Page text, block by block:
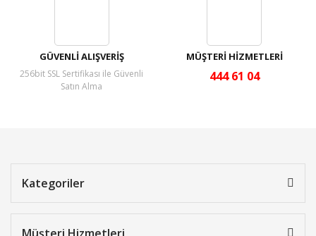
GÜVENLİ ALIŞVERİŞ
256bit SSL Sertifikası ile Güvenli
Satın Alma
MÜŞTERİ HİZMETLERİ
444 61 04
Kategoriler